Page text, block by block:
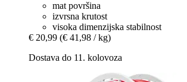
mat površina
izvrsna krutost
visoka dimenzijska stabilnost
€ 20,99 (€ 41,98 / kg)
Dostava do 11. kolovoza